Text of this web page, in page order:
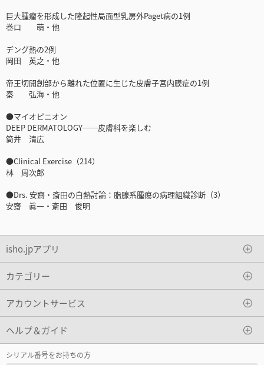
巨大腫瘤を形成した隆起性局面型乳房外Paget病の1例
巻口 萌・他
デング熱の2例
岡田 英之・他
帝王切開創部から離れた位置に生じた皮膚子宮内膜症の1例
秦 弘海・他
●マイオピニオン
DEEP DERMATOLOGY──皮膚科を楽しむ
筒井 清広
●Clinical Exercise（214）
林 周次郎
●Drs. 安齋・斎田の白熱討論：脂腺系腫瘍の病理組織診断（3）
安齋 眞一・斎田 俊明
isho.jpアプリ
カテゴリー
アカウントサービス
ヘルプ＆ガイド
シリアル番号をお持ちの方